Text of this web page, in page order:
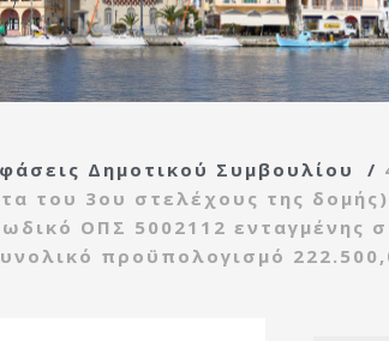
Video
Ληξιαρχείο
Δημοτολόγιο
Κέντρο
εξυπηρέτησης
πολιτών(ΚΕΠ)
Πολεοδομία
– Διαγωνισμοί
2014-2020
2021-2027
Δομές
Πολιτιστικές
Δημοτικού Συμβουλίου /
του 3ου στελέχους της
ΟΠΣ 5002112 ενταγμένης
προϋπολογισμό